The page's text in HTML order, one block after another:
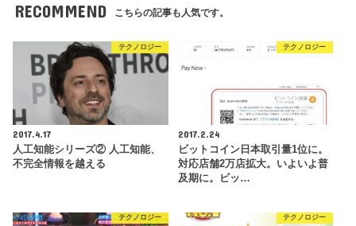
RECOMMEND こちらの記事も人気です。
テクノロジー
2017.4.17
人工知能シリーズ② 人工知能、
不完全情報を越える
テクノロジー
2017.2.24
ビットコイン日本取引量1位に。
対応店舗2万店拡大。いよいよ普
及期に。ビッ…
テクノロジー テクノロジー